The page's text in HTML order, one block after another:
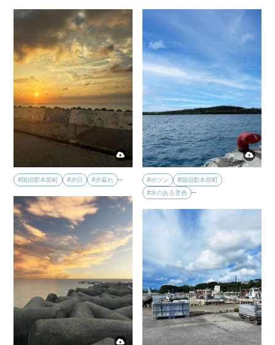
#国頭郡本部町 #夕日 #夕暮れ #ポツン
#国頭郡本部町
#水のある景色